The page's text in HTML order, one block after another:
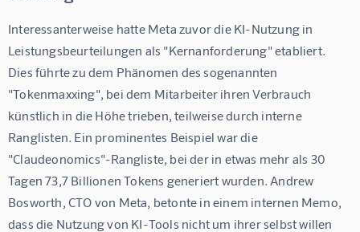
Interessanterweise hatte Meta zuvor die KI-Nutzung in
Leistungsbeurteilungen als "Kernanforderung" etabliert.
Dies führte zu dem Phänomen des sogenannten
"Tokenmaxxing", bei dem Mitarbeiter ihren Verbrauch
künstlich in die Höhe trieben, teilweise durch interne
Ranglisten. Ein prominentes Beispiel war die
"Claudeonomics"-Rangliste, bei der in etwas mehr als 30
Tagen 73,7 Billionen Tokens generiert wurden. Andrew
Bosworth, CTO von Meta, betonte in einem internen Memo,
dass die Nutzung von KI-Tools nicht um ihrer selbst willen